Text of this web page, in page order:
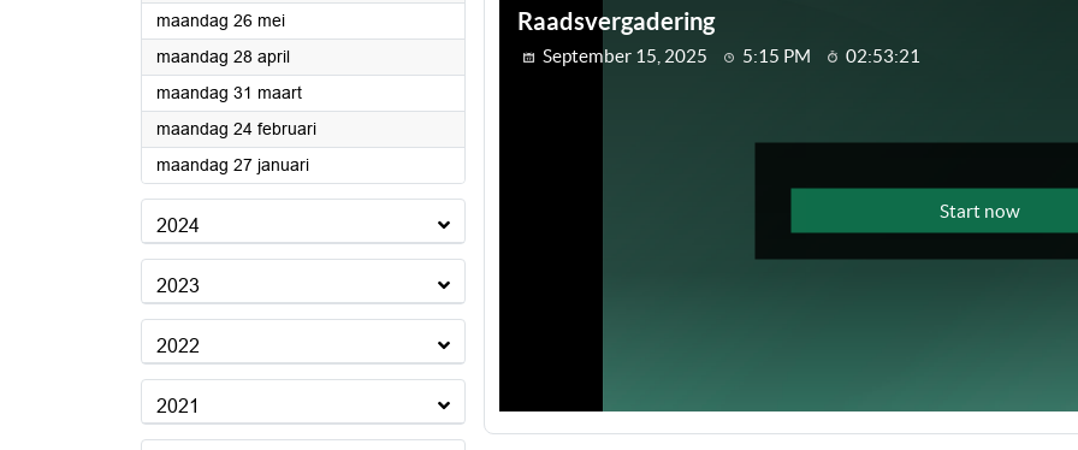
maandag 26 mei2025
maandag 28 april2025
maandag 31 maart2025
maandag 24 februari2025
maandag 27 januari2025
2024
2023
2022
2021